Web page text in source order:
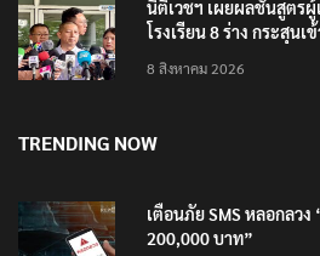
นิติเวชฯ เผยผลชันสูตร
โรงเรียน 8 ร่าง กระสุน
8 สิงหาคม 2026
TRENDING NOW
เตือนภัย SMS หลอกลว
200,000 บาท”